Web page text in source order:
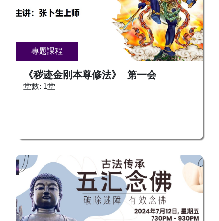
專題課程
《秽迹金刚本尊修法》 第一会
堂數: 1堂